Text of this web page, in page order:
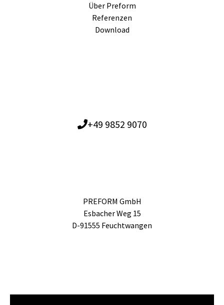
Über Preform
Referenzen
Download
+49 9852 9070
PREFORM GmbH
Esbacher Weg 15
D-91555 Feuchtwangen